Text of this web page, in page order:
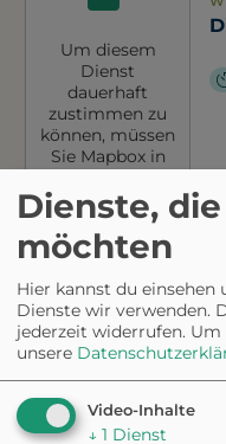
Um diesem
Dienst
dauerhaft
zustimmen zu
können, müssen
Sie Mapboxin
Einstellungen
zustimmen.
Möchten Sie
vonMapbox
bereitgestellte
laden?
Ja
Dienste,
möchten
Hier kannst du einsehen
Dienste wir verwenden.
jederzeit widerrufen. Um
unsere
Video-Inhalte
↓ 1 Dienst